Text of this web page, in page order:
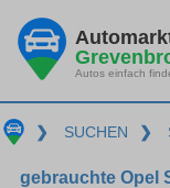
Autos einfach
❯ SUCHEN ❯
gebrauchte Opel